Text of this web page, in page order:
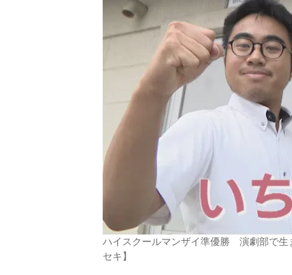
ハイスクールマンザイ準優勝 演劇部で
セキ】